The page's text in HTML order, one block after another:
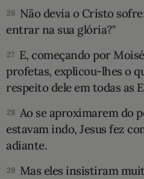
26 Não devia o Cristo
entrar na sua glória?"
27 E, começando por
profetas, explicou-lhes o
respeito dele em todas as
28 Ao se aproximarem do
estavam indo, Jesus fez
adiante.
29 Mas eles insistiram